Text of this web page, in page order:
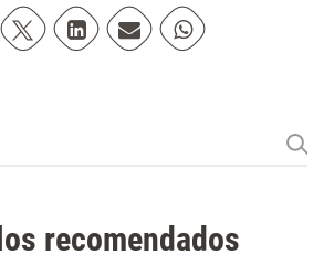
en Facebook
Compartir en Twitter
Compartir en Linkedin
Compartir poremail
Compartir en
recomendados